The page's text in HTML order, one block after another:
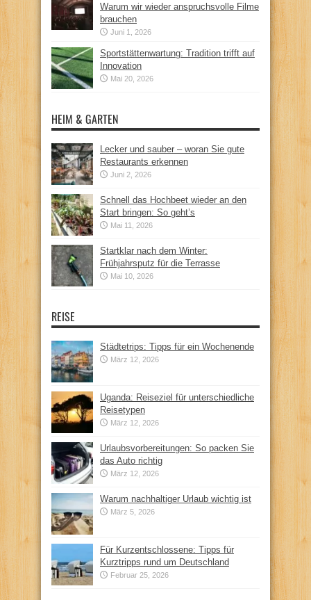
Warum wir wieder anspruchsvolle Filme
brauchen
Juni 1, 2026
Sportstättenwartung: Tradition trifft auf
Innovation
Mai 20, 2026
HEIM & GARTEN
Lecker und sauber – woran Sie gute
Restaurants erkennen
Juni 2, 2026
Schnell das Hochbeet wieder an den
Start bringen: So geht’s
Mai 11, 2026
Startklar nach dem Winter:
Frühjahrsputz für die Terrasse
Mai 10, 2026
REISE
Städtetrips: Tipps für ein Wochenende
März 12, 2026
Uganda: Reiseziel für unterschiedliche
Reisetypen
März 12, 2026
Urlaubsvorbereitungen: So packen Sie
das Auto richtig
März 12, 2026
Warum nachhaltiger Urlaub wichtig ist
März 5, 2026
Für Kurzentschlossene: Tipps für
Kurztripps rund um Deutschland
Februar 25, 2026